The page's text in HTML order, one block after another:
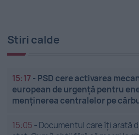
Stiri calde
15:17 - PSD cere activarea
european de urgență pentru
menținerea centralelor pe
15:05 - Documentul care îți arată